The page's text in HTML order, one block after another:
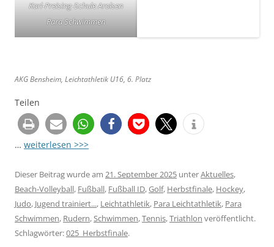
Karl-Preising-Schule Arolsen
Para Schwimmen
AKG Bensheim, Leichtathletik U16, 6. Platz
Teilen
… weiterlesen >>>
Dieser Beitrag wurde am 21. September 2025 unterAktuelles,
Beach-Volleyball, Fußball, Fußball ID,Golf, Herbstfinale, Hockey,
Judo, Jugend trainiert..., Leichtathletik, Para Leichtathletik, Para
Schwimmen, Rudern,Schwimmen,Tennis,Triathlon veröffentlicht.
Schlagwörter:025_Herbstfinale.